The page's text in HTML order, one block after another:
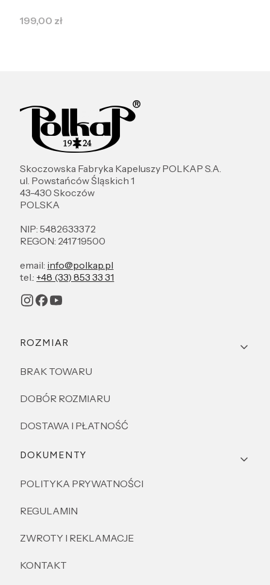
Cena
199,00 zł
Skoczowska Fabryka Kapeluszy POLKAP S.A.
ul. Powstańców Śląskich 1
43-430 Skoczów
POLSKA
NIP: 5482633372
REGON: 241719500
email: info@polkap.pl
tel.: +48 (33) 853 33 31
Linki w stopce
ROZMIAR
BRAK TOWARU
DOBÓR ROZMIARU
DOSTAWA I PŁATNOŚĆ
DOKUMENTY
POLITYKA PRYWATNOŚCI
REGULAMIN
ZWROTY I REKLAMACJE
KONTAKT